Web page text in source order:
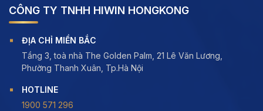
CÔNG TY TNHH HIWIN HONGKONG
ĐỊA CHỈ MIỀN BẮC
Tầng 3, toà nhà The Golden Palm, 21 Lê Văn Lương,
Phường Thanh Xuân, Tp.Hà Nội
HOTLINE
1900 571 296